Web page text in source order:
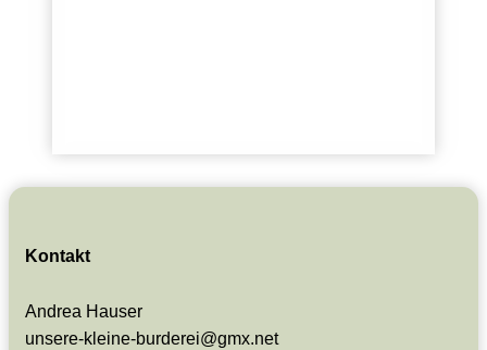
Kontakt
Andrea Hauser
unsere-kleine-burderei@gmx.net